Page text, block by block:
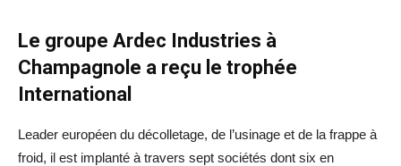
Le groupe Ardec Industries à
Champagnole a reçu le trophée
International
Leader européen du décolletage, de l’usinage et de la frappe à
froid, il est implanté à travers sept sociétés dont six en